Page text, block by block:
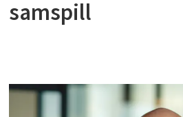
samspill